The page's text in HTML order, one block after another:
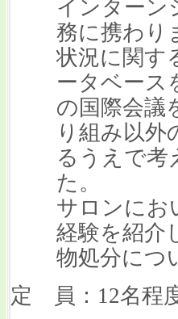
インターン
務に携わり
状況に関す
ータベース
の国際会議
り組み以外
るうえで考
た。
サロンにお
経験を紹介
物処分につ
定 員：12名程